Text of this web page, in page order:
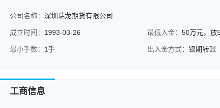
公司名称： 深圳瑞龙期货有限公司
成立时间： 1993-03-26 最低入金： 50万元，放
最小手数： 1手 出入金方式： 银期转账
工商信息